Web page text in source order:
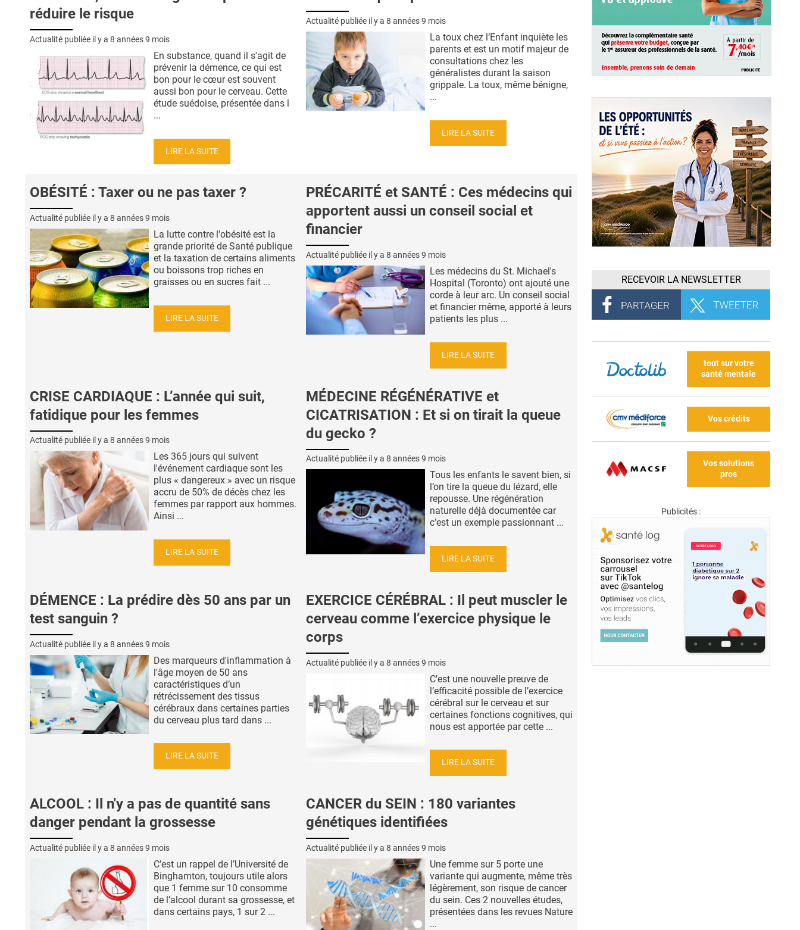
réduire le risque
Actualité publiée il y a 8 années 9 mois
En substance, quand il s'agit de
prévenir la démence, ce qui est
bon pour le cœur est souvent
aussi bon pour le cerveau. Cette
étude suédoise, présentée dans l
...
LIRE LA SUITE
Actualité publiée il y a 8 années 9 mois
La toux chez l’Enfant inquiète les
parents et est un motif majeur de
consultations chez les
généralistes durant la saison
grippale. La toux, même bénigne,
...
LIRE LA SUITE
OBÉSITÉ : Taxer ou ne pas taxer ?
Actualité publiée il y a 8 années 9 mois
La lutte contre l'obésité est la
grande priorité de Santé publique
et la taxation de certains aliments
ou boissons trop riches en
graisses ou en sucres fait ...
LIRE LA SUITE
PRÉCARITÉ et SANTÉ : Ces médecins qui
apportent aussi un conseil social et
financier
Actualité publiée il y a 8 années 9 mois
Les médecins du St. Michael's
Hospital (Toronto) ont ajouté une
corde à leur arc. Un conseil social
et financier même, apporté à leurs
patients les plus ...
LIRE LA SUITE
CRISE CARDIAQUE : L’année qui suit,
fatidique pour les femmes
Actualité publiée il y a 8 années 9 mois
Les 365 jours qui suivent
l'événement cardiaque sont les
plus « dangereux » avec un risque
accru de 50% de décès chez les
femmes par rapport aux hommes.
Ainsi ...
LIRE LA SUITE
MÉDECINE RÉGÉNÉRATIVE et
CICATRISATION : Et si on tirait la queue
du gecko ?
Actualité publiée il y a 8 années 9 mois
Tous les enfants le savent bien, si
l’on tire la queue du lézard, elle
repousse. Une régénération
naturelle déjà documentée car
c’est un exemple passionnant ...
LIRE LA SUITE
DÉMENCE : La prédire dès 50 ans par un
test sanguin ?
Actualité publiée il y a 8 années 9 mois
Des marqueurs d'inflammation à
l'âge moyen de 50 ans
caractéristiques d’un
rétrécissement des tissus
cérébraux dans certaines parties
du cerveau plus tard dans ...
LIRE LA SUITE
EXERCICE CÉRÉBRAL : Il peut muscler le
cerveau comme l’exercice physique le
corps
Actualité publiée il y a 8 années 9 mois
C’est une nouvelle preuve de
l’efficacité possible de l’exercice
cérébral sur le cerveau et sur
certaines fonctions cognitives, qui
nous est apportée par cette ...
LIRE LA SUITE
ALCOOL : Il n'y a pas de quantité sans
danger pendant la grossesse
Actualité publiée il y a 8 années 9 mois
C’est un rappel de l’Université de
Binghamton, toujours utile alors
que 1 femme sur 10 consomme
de l’alcool durant sa grossesse, et
dans certains pays, 1 sur 2 ...
CANCER du SEIN : 180 variantes
génétiques identifiées
Actualité publiée il y a 8 années 9 mois
Une femme sur 5 porte une
variante qui augmente, même très
légèrement, son risque de cancer
du sein. Ces 2 nouvelles études,
présentées dans les revues Nature
...
RECEVOIR LA NEWSLETTER
tout sur votre
santé mentale
Vos crédits
Vos solutions
pros
Publicités :